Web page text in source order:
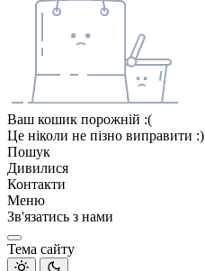
Ваш кошик порожній :(
Це ніколи не пізно виправити :)
Пошук
Дивилися
Контакти
Меню
Зв'язатись з нами
Тема сайту